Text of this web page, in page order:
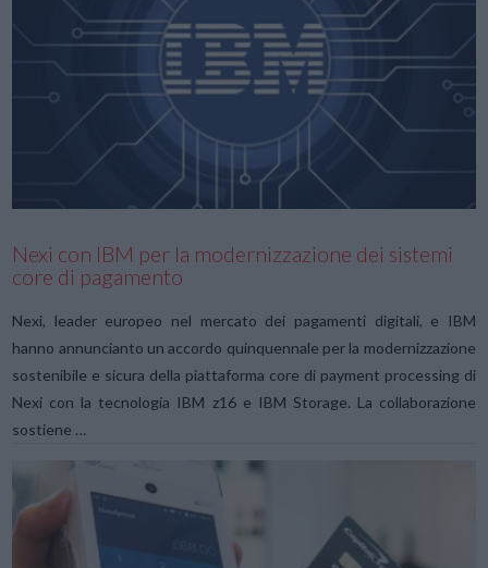
VIEW POST
Nexi con IBM per la modernizzazione dei sistemi
core di pagamento
Nexi, leader europeo nel mercato dei pagamenti digitali, e IBM
hanno annuncianto un accordo quinquennale per la modernizzazione
sostenibile e sicura della piattaforma core di payment processing di
Nexi con la tecnologia IBM z16 e IBM Storage. La collaborazione
sostiene …